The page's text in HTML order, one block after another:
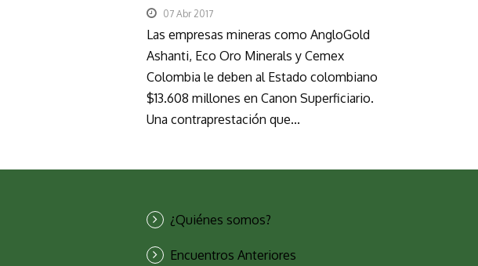
07 Abr 2017
Las empresas mineras como AngloGold
Ashanti, Eco Oro Minerals y Cemex
Colombia le deben al Estado colombiano
$13.608 millones en Canon Superficiario.
Una contraprestación que...
¿Quiénes somos?
Encuentros Anteriores